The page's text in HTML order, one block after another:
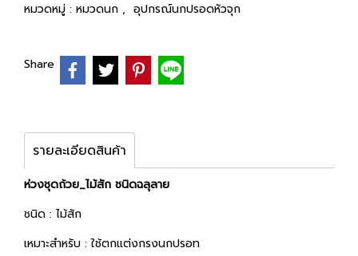
หมวดหมู่ : หมวดนก , อุปกรณ์นกปรอดหัวจุก
Share
รายละเอียดสินค้า
ห่วงชุดถ้วย_ไม้สัก ชนิดฉลุลาย
ชนิด : ไม้สัก
เหมาะสำหรับ : ใช้ตกแต่งกรงนกปรอท